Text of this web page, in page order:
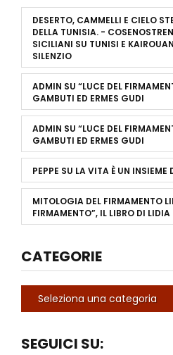
DESERTO, CAMMELLI E CIELO
DELLA TUNISIA. -
SICILIANI SU TUNISI E
SILENZIO
ADMIN SU “LUCE DEL
GAMBUTI ED ERMES GUDI
ADMIN SU “LUCE DEL
GAMBUTI ED ERMES GUDI
PEPPE SU LA VITA È UN INSIEME
MITOLOGIA DEL FIRMAMENTO
FIRMAMENTO”, IL LIBRO DI
CATEGORIE
SEGUICI SU: